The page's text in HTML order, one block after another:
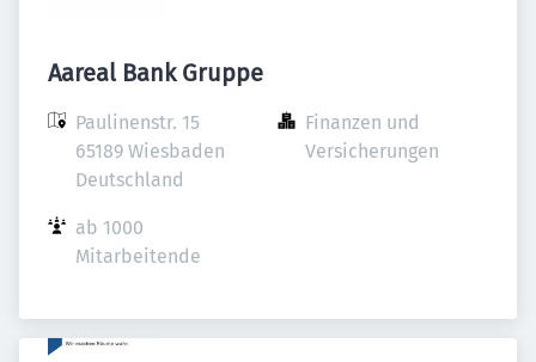
Aareal Bank Gruppe
Paulinenstr. 15
65189 Wiesbaden
Deutschland
Finanzen und
Versicherungen
ab 1000
Mitarbeitende